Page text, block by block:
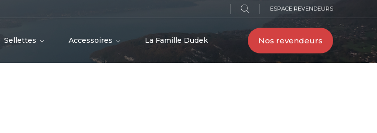
ESPACE REVENDEURS
Sellettes Accessoires La Famille Dudek Nos revendeurs